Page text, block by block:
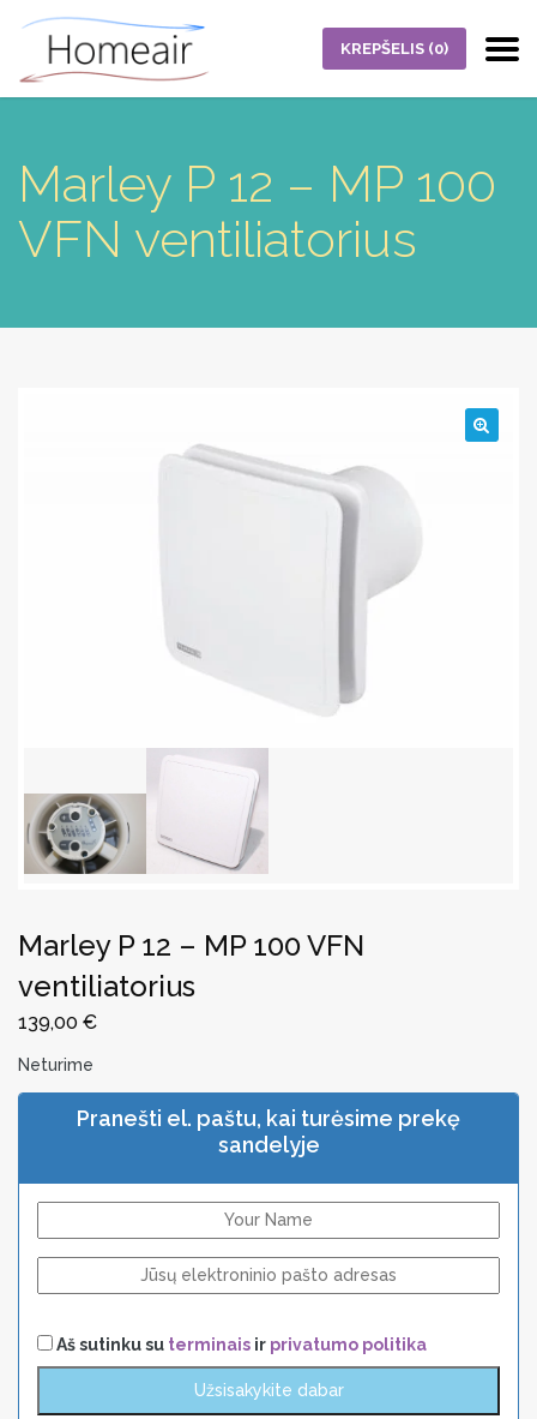
KREPŠELIS (0)
Marley P 12 – MP 100
VFN ventiliatorius
Marley P 12 – MP 100 VFN
ventiliatorius
139,00 €
Neturime
Pranešti el. paštu, kai turėsime prekę
sandelyje
Aš sutinku su terminais ir privatumo politika